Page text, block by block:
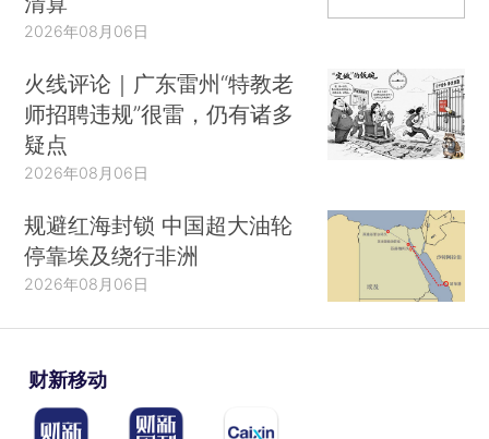
2026年08月06日
火线评论｜广东雷州“特教老
师招聘违规”很雷，仍有诸多
疑点
2026年08月06日
规避红海封锁 中国超大油轮
停靠埃及绕行非洲
2026年08月06日
财新移动